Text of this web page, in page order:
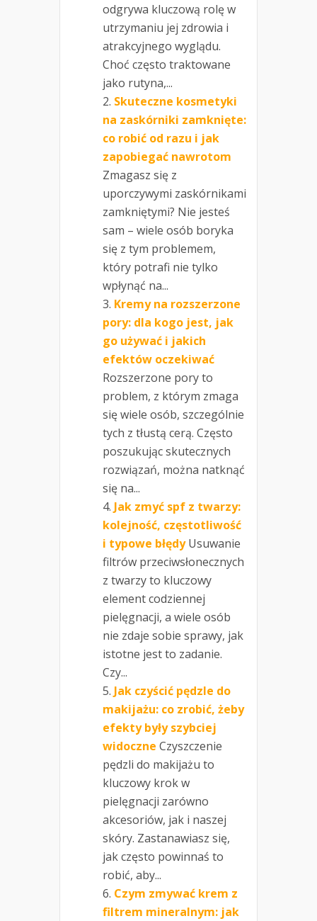
odgrywa kluczową rolę w
utrzymaniu jej zdrowia i
atrakcyjnego wyglądu.
Choć często traktowane
jako rutyna,...
Skuteczne kosmetyki
na zaskórniki zamknięte:
co robić od razu i jak
zapobiegać nawrotom
Zmagasz się z
uporczywymi zaskórnikami
zamkniętymi? Nie jesteś
sam – wiele osób boryka
się z tym problemem,
który potrafi nie tylko
wpłynąć na...
Kremy na rozszerzone
pory: dla kogo jest, jak
go używać i jakich
efektów oczekiwać
Rozszerzone pory to
problem, z którym zmaga
się wiele osób, szczególnie
tych z tłustą cerą. Często
poszukując skutecznych
rozwiązań, można natknąć
się na...
Jak zmyć spf z twarzy:
kolejność, częstotliwość
i typowe błędy Usuwanie
filtrów przeciwsłonecznych
z twarzy to kluczowy
element codziennej
pielęgnacji, a wiele osób
nie zdaje sobie sprawy, jak
istotne jest to zadanie.
Czy...
Jak czyścić pędzle do
makijażu: co zrobić, żeby
efekty były szybciej
widoczne Czyszczenie
pędzli do makijażu to
kluczowy krok w
pielęgnacji zarówno
akcesoriów, jak i naszej
skóry. Zastanawiasz się,
jak często powinnaś to
robić, aby...
Czym zmywać krem z
filtrem mineralnym: jak